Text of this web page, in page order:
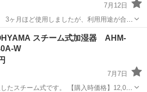
7月12日
Amazon
スチーム式加湿器 AHM-
W
7月7日
たスチーム式です。 【購入時価格】12,000